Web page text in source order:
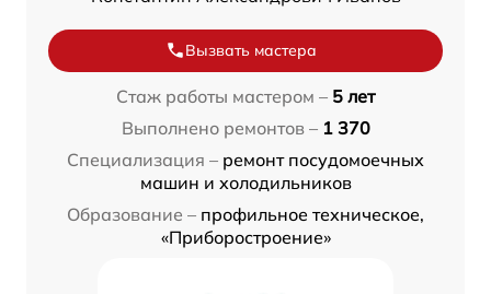
Вызвать мастера
Стаж работы мастером – 5 лет
Выполнено ремонтов – 1 370
Специализация – ремонт посудомоечных
машин и холодильников
Образование – профильное техническое,
«Приборостроение»